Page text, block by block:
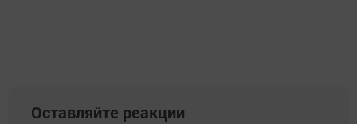
Оставляйте реакции